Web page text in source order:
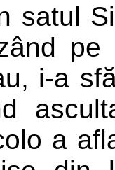
satul
i-a
a